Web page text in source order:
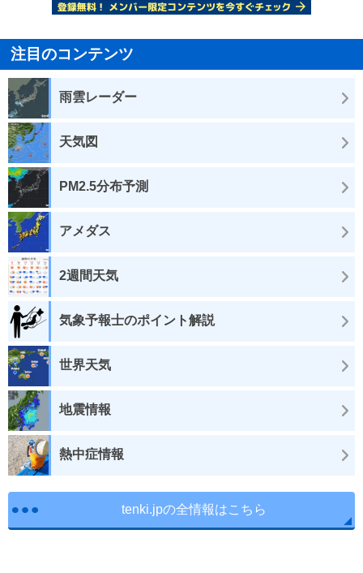
注目のコンテンツ
雨雲レーダー
天気図
PM2.5分布予測
アメダス
2週間天気
気象予報士のポイント解説
世界天気
地震情報
熱中症情報
tenki.jpの全情報はこちら